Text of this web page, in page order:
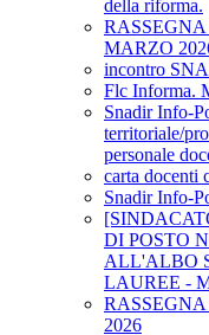
della riforma.
MARZO
incontro
Flc Informa.
Snadir Info-
territoriale/
personale
carta docenti
Snadir Info-
DI POSTO
ALL'ALBO
LAUREE -
2026